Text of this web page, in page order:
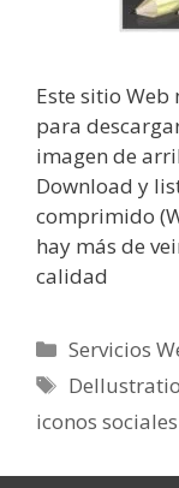
Este sitio Web
para
imagen de
Download y
comprimido
hay más de
calidad
Categorías
Servicios
Etiquetas
iconos sociales